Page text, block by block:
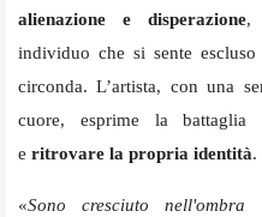
alienazione e disperazione,
individuo che si sente
circonda. L’artista, con una
cuore, esprime la
e ritrovare la propria identità.
«Sono cresciuto nell'ombra